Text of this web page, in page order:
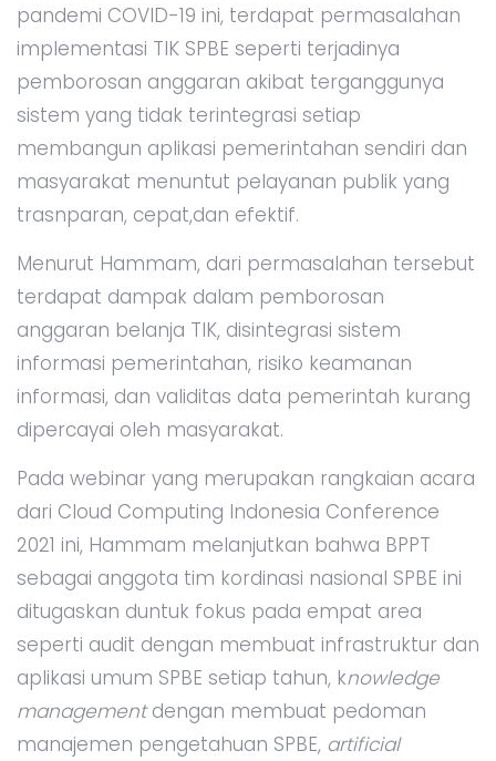
pandemi COVID-19 ini, terdapat permasalahan
implementasi TIK SPBE seperti terjadinya
pemborosan anggaran akibat terganggunya
sistem yang tidak terintegrasi setiap
membangun aplikasi pemerintahan sendiri dan
masyarakat menuntut pelayanan publik yang
trasnparan, cepat,dan efektif.
Menurut Hammam, dari permasalahan tersebut
terdapat dampak dalam pemborosan
anggaran belanja TIK, disintegrasi sistem
informasi pemerintahan, risiko keamanan
informasi, dan validitas data pemerintah kurang
dipercayai oleh masyarakat.
Pada webinar yang merupakan rangkaian acara
dari Cloud Computing Indonesia Conference
2021 ini, Hammam melanjutkan bahwa BPPT
sebagai anggota tim kordinasi nasional SPBE ini
ditugaskan duntuk fokus pada empat area
seperti audit dengan membuat infrastruktur dan
aplikasi umum SPBE setiap tahun, knowledge
managementdengan membuat pedoman
manajemen pengetahuan SPBE, artificial